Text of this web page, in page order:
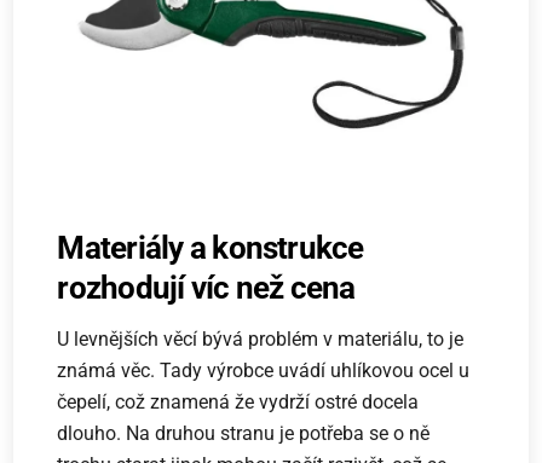
Materiály a konstrukce
rozhodují víc než cena
U levnějších věcí bývá problém v materiálu, to je
známá věc. Tady výrobce uvádí uhlíkovou ocel u
čepelí, což znamená že vydrží ostré docela
dlouho. Na druhou stranu je potřeba se o ně